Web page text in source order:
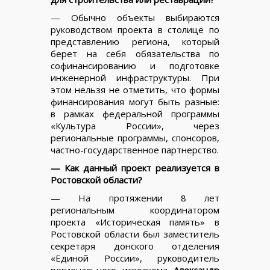
— Обычно объекты выбираются
руководством проекта в столице по
представлению региона, который
берет на себя обязательства по
софинансированию и подготовке
инженерной инфраструктуры. При
этом нельзя не отметить, что формы
финансирования могут быть разные:
в рамках федеральной программы
«Культура России», через
региональные программы, спонсоров,
частно-государственное партнерство.
— Как данный проект реализуется в
Ростовской области?
— На протяжении 8 лет
региональным координатором
проекта «Историческая память» в
Ростовской области был заместитель
секретаря донского отделения
«Единой России», руководитель